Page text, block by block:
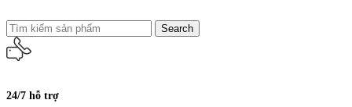
Search
24/7 hỗ trợ